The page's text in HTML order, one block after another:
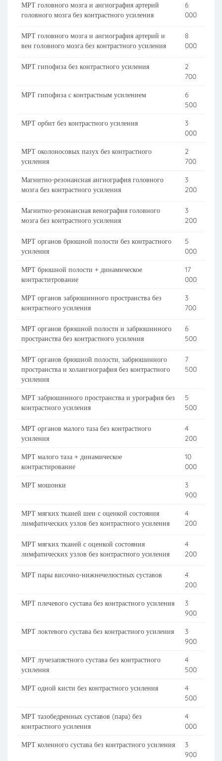
МРТ головного мозга и ангиография артерий
головного мозга без контрастного усиления
6
000
МРТ головного мозга и ангиография артерий и
вен головного мозга без контрастного усиления
8
000
МРТ гипофиза без контрастного усиления
2
700
МРТ гипофиза с контрастным усилением
6
500
МРТ орбит без контрастного усиления
3
000
МРТ околоносовых пазух без контрастного
усиления
2
700
Магнитно-резонансная ангиография головного
мозга без контрастного усиления
3
200
Магнитно-резонансная венография головного
мозга без контрастного усиления
3
200
МРТ органов брюшной полости без контрастного
усиления
5
000
МРТ брюшной полости + динамическое
контраститрование
17
000
МРТ органов забрюшинного пространства без
контрастного усиления
3
700
МРТ органов брюшной полости и забрюшинного
пространства без контрастного усиления
6
500
МРТ органов брюшной полости, забрюшинного
пространства и холангиография без контрастного
усиления
7
500
МРТ забрюшинного пространства и урография без
контрастного усиления
5
500
МРТ органов малого таза без контрастного
усиления
4
200
МРТ малого таза + динамическое
контрастирование
10
000
МРТ мошонки
3
900
МРТ мягких тканей шеи с оценкой состояния
лимфатических узлов без контрастного усиления
4
200
МРТ мягких тканей с оценкой состояния
лимфатических узлов без контрастного усиления
4
200
МРТ пары височно-нижнечелюстных суставов
4
200
МРТ плечевого сустава без контрастного усиления
3
900
МРТ локтевого сустава без контрастного усиления
3
900
МРТ лучезапястного сустава без контрастного
усиления
4
500
МРТ одной кисти без контрастного усиления
4
500
МРТ тазобедренных суставов (пара) без
контрастного усиления
4
000
МРТ коленного сустава без контрастного усиления
3
900